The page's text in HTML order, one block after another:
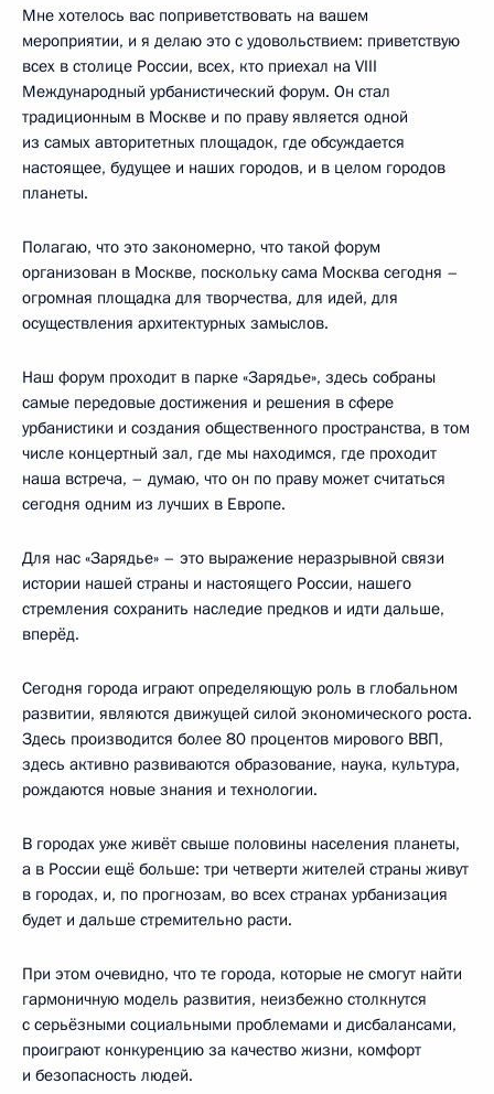
Мне хотелось вас поприветствовать на вашем
мероприятии, и я делаю это с удовольствием: приветствую
всех в столице России, всех, кто приехал на VIII
Международный урбанистический форум. Он стал
традиционным в Москве и по праву является одной
из самых авторитетных площадок, где обсуждается
настоящее, будущее и наших городов, и в целом городов
планеты.
Полагаю, что это закономерно, что такой форум
организован в Москве, поскольку сама Москва сегодня –
огромная площадка для творчества, для идей, для
осуществления архитектурных замыслов.
Наш форум проходит в парке «Зарядье», здесь собраны
самые передовые достижения и решения в сфере
урбанистики и создания общественного пространства, в том
числе концертный зал, где мы находимся, где проходит
наша встреча, – думаю, что он по праву может считаться
сегодня одним из лучших в Европе.
Для нас «Зарядье» – это выражение неразрывной связи
истории нашей страны и настоящего России, нашего
стремления сохранить наследие предков и идти дальше,
вперёд.
Сегодня города играют определяющую роль в глобальном
развитии, являются движущей силой экономического роста.
Здесь производится более 80 процентов мирового ВВП,
здесь активно развиваются образование, наука, культура,
рождаются новые знания и технологии.
В городах уже живёт свыше половины населения планеты,
а в России ещё больше: три четверти жителей страны живут
в городах, и, по прогнозам, во всех странах урбанизация
будет и дальше стремительно расти.
При этом очевидно, что те города, которые не смогут найти
гармоничную модель развития, неизбежно столкнутся
с серьёзными социальными проблемами и дисбалансами,
проиграют конкуренцию за качество жизни, комфорт
и безопасность людей.